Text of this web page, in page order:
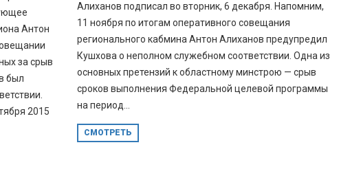
Антон
за срыв
был
2015
Алиханов подписал во вторник, 6 декабря. Напомним,
11 ноября по итогам оперативного совещания
регионального кабмина Антон Алиханов предупредил
Кушхова о неполном служебном соответствии. Одна из
основных претензий к областному минстрою — срыв
сроков выполнения Федеральной целевой программы
на период...
СМОТРЕТЬ